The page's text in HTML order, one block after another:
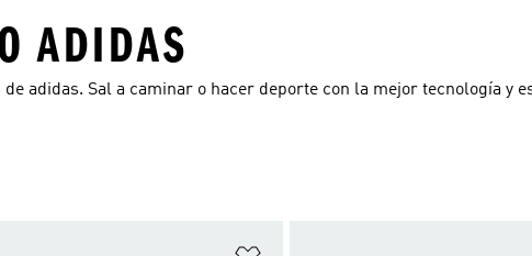
ADIDAS
adidas. Sal a caminar o hacer deporte con la mejor tecnología y